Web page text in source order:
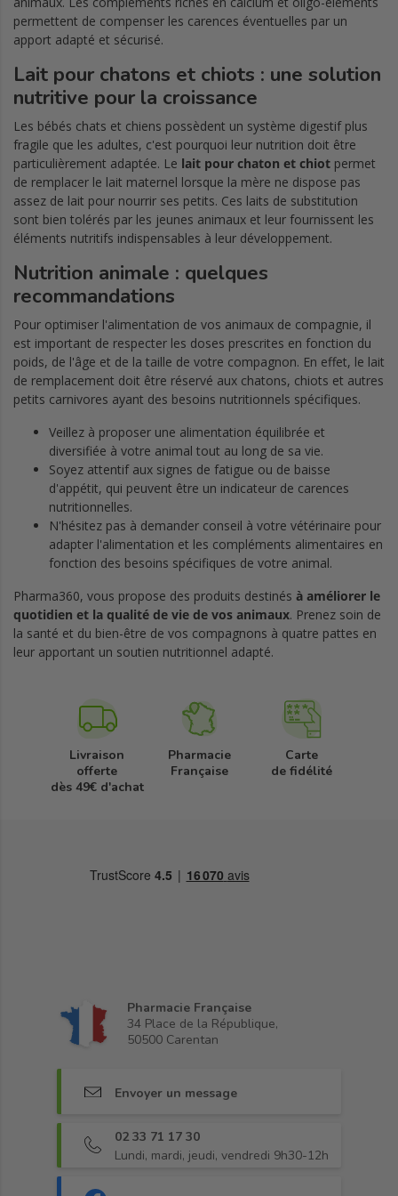
permettent de compenser les carences éventuelles par un
apport adapté et sécurisé.
Lait pour chatons et chiots : une solution
nutritive pour la croissance
Les bébés chats et chiens possèdent un système digestif plus
fragile que les adultes, c'est pourquoi leur nutrition doit être
particulièrement adaptée. Le lait pour chaton et chiot permet
de remplacer le lait maternel lorsque la mère ne dispose pas
assez de lait pour nourrir ses petits. Ces laits de substitution
sont bien tolérés par les jeunes animaux et leur fournissent les
éléments nutritifs indispensables à leur développement.
Nutrition animale : quelques
recommandations
Pour optimiser l'alimentation de vos animaux de compagnie, il
est important de respecter les doses prescrites en fonction du
poids, de l'âge et de la taille de votre compagnon. En effet, le lait
de remplacement doit être réservé aux chatons, chiots et autres
petits carnivores ayant des besoins nutritionnels spécifiques.
Veillez à proposer une alimentation équilibrée et
diversifiée à votre animal tout au long de sa vie.
Soyez attentif aux signes de fatigue ou de baisse
d'appétit, qui peuvent être un indicateur de carences
nutritionnelles.
N'hésitez pas à demander conseil à votre vétérinaire pour
adapter l'alimentation et les compléments alimentaires en
fonction des besoins spécifiques de votre animal.
Pharma360, vous propose des produits destinés à améliorer le
quotidien et la qualité de vie de vos animaux. Prenez soin de
la santé et du bien-être de vos compagnons à quatre pattes en
leur apportant un soutien nutritionnel adapté.
Livraison
offerte
dès 49€ d'achat
Pharmacie
Française
Carte
de fidélité
Pharmacie Française
34 Place de la République,
50500 Carentan
Envoyer un message
02 33 71 17 30
Lundi, mardi, jeudi, vendredi 9h30-12h